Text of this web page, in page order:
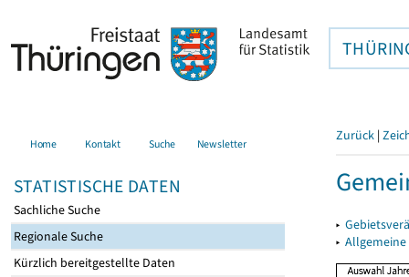
Home Kontakt Suche Newsletter
STATISTISCHE DATEN
Sachliche Suche
Regionale Suche
Kürzlich bereitgestellte Daten
Zurück |
▸
▸